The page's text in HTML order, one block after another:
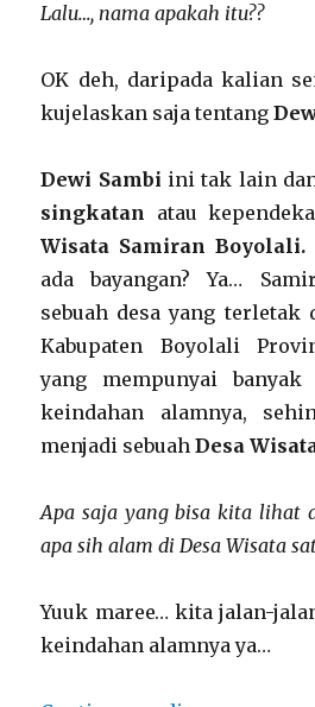
Lalu…, nama apakah itu??
OK deh, daripada kalian
kujelaskan saja tentang
Dewi Sambi ini tak lain
singkatan atau
Wisata Samiran Boyolali.
ada bayangan? Ya…
sebuah desa yang terletak
Kabupaten Boyolali
yang mempunyai banyak
keindahan alamnya,
menjadi sebuahDesa
Apa saja yang bisa kita lihat
apa sih alam di Desa Wisata
Yuuk maree… kita jalan-
keindahan alamnya ya…